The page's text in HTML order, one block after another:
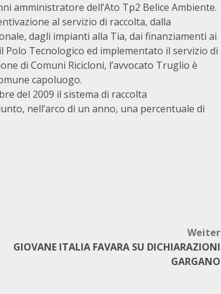
amministratore dell’Ato Tp2 Belice Ambiente.
al servizio di raccolta, dalla
dagli impianti alla Tia, dai finanziamenti ai
Tecnologico ed implementato il servizio di
di Comuni Ricicloni, l’avvocato Truglio è
capoluogo.
del 2009 il sistema di raccolta
nell’arco di un anno, una percentuale di
Weiter
GIOVANE ITALIA FAVARA SU DICHIARAZIONI
GARGANO